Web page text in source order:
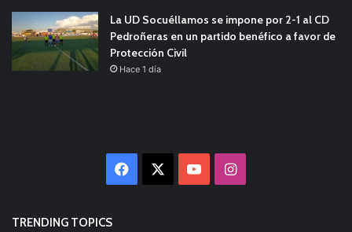
La UD Socuéllamos se impone por 2-1 al CD
Pedroñeras en un partido benéfico a favor de
Protección Civil
Hace 1 día
Facebook YouTubeInstagram
TRENDING TOPICS